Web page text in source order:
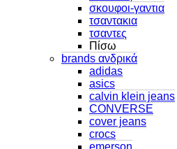
σκουφοι-γαντια
τσαντακια
τσαντες
Πίσω
brands ανδρικά
adidas
asics
calvin klein jeans
CONVERSE
cover jeans
crocs